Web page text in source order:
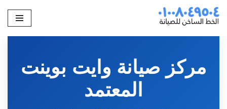
تخطى
إلى
مركز صيانة وايت بوينت
المعتمد